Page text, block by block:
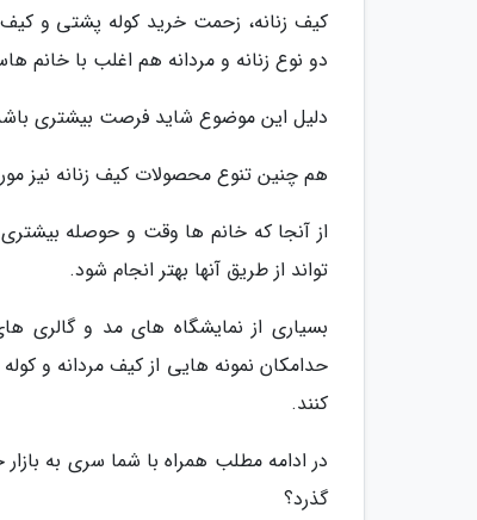
کیف زنانه، زحمت خرید کوله پشتی و
دو نوع زنانه و مردانه هم اغلب با خانم
دلیل این موضوع شاید فرصت بیشتری
هم چنین تنوع محصولات کیف زنانه نیز
از آنجا که خانم ها وقت و حوصله
تواند از طریق آنها بهتر انجام شود.
بسیاری از نمایشگاه های مد و
حدامکان نمونه هایی از کیف مردانه و
کنند.
در ادامه مطلب همراه با شما سری به
گذرد؟